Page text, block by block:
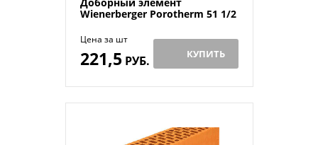
Wienerberger Porotherm 51 1/2
Цена за шт
221,5 РУБ. КУПИТЬ